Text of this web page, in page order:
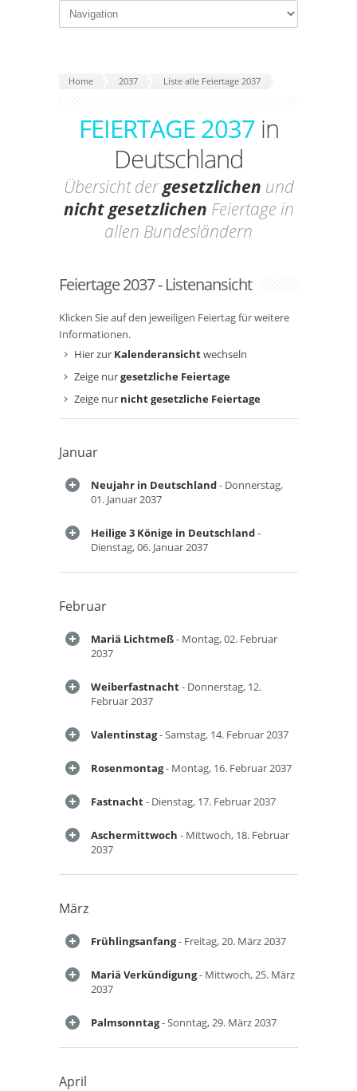
Home 2037 Liste alle Feiertage 2037
FEIERTAGE 2037in
Deutschland
Übersicht dergesetzlichen und
nicht gesetzlichen Feiertage in
allen Bundesländern
Feiertage 2037 - Listenansicht
Klicken Sie auf den jeweiligen Feiertag für weitere
Informationen.
Hier zur Kalenderansichtwechseln
Zeige nurgesetzliche Feiertage
Zeige nur nicht gesetzliche Feiertage
Januar
Neujahr in Deutschland- Donnerstag,
01. Januar 2037
Heilige 3 Könige in Deutschland-
Dienstag, 06. Januar 2037
Februar
Mariä Lichtmeß- Montag, 02. Februar
2037
Weiberfastnacht- Donnerstag, 12.
Februar 2037
Valentinstag- Samstag, 14. Februar 2037
Rosenmontag- Montag, 16. Februar 2037
Fastnacht- Dienstag, 17. Februar 2037
Aschermittwoch - Mittwoch, 18. Februar
2037
März
Frühlingsanfang- Freitag, 20. März 2037
Mariä Verkündigung- Mittwoch, 25. März
2037
Palmsonntag- Sonntag, 29. März 2037
April